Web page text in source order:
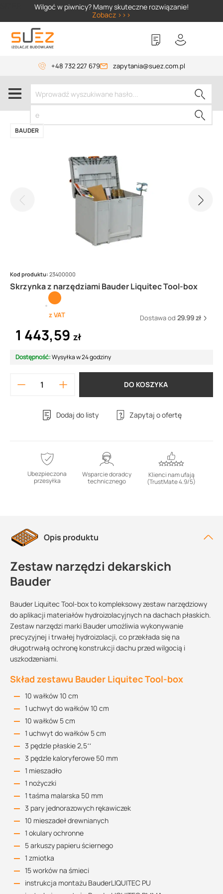
Wilgoć w piwnicy? Mamy skuteczne rozwiązanie!
Zobacz >>>
+48 732 227 679 zapytania@suez.com.pl
Skrzynka z narzędziami Bauder Liquitec Tool-box
BAUDER
Kod produktu: 23400000
z VAT Dostawa od 29.99 zł
1 443,59 zł
Dostępność:Wysyłka w 24 godziny
DO KOSZYKA
Dodaj do listy Zapytaj o ofertę
Ubezpieczona
przesyłka
Wsparcie doradcy
technicznego
Klienci nam ufają
(TrustMate 4.9/5)
Opis produktu
Zestaw narzędzi dekarskich
Bauder
Bauder Liquitec Tool-box to kompleksowy zestaw narzędziowy
do aplikacji materiałów hydroizolacyjnych na dachach płaskich.
Zestaw narzędzi marki Bauder umożliwia wykonywanie
precyzyjnej i trwałej hydroizolacji, co przekłada się na
długotrwałą ochronę konstrukcji dachu przed wilgocią i
uszkodzeniami.
Skład zestawu Bauder Liquitec Tool-box
10 wałków 10 cm
1 uchwyt do wałków 10 cm
10 wałków 5 cm
1 uchwyt do wałków 5 cm
3 pędzle płaskie 2,5‘‘
3 pędzle kaloryferowe 50 mm
1 mieszadło
1 nożyczki
1 taśma malarska 50 mm
3 pary jednorazowych rękawiczek
10 mieszadeł drewnianych
1 okulary ochronne
5 arkuszy papieru ściernego
1 zmiotka
15 worków na śmieci
instrukcja montażu BauderLIQUITEC PU